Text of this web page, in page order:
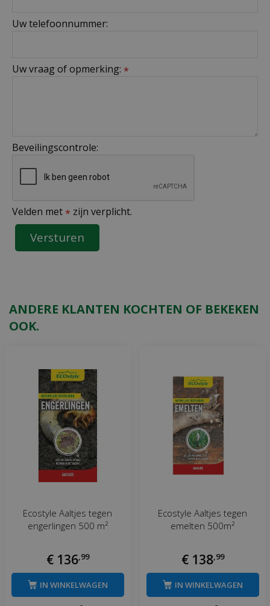
Uw telefoonnummer:
Uw vraag of opmerking: *
Beveilingscontrole:
Velden met * zijn verplicht.
ANDERE KLANTEN KOCHTEN OF BEKEKEN
OOK.
Ecostyle Aaltjes tegen
engerlingen 500 m²
€ 136,99
IN WINKELWAGEN
Ecostyle Aaltjes tegen
emelten 500m²
€ 138,99
IN WINKELWAGEN